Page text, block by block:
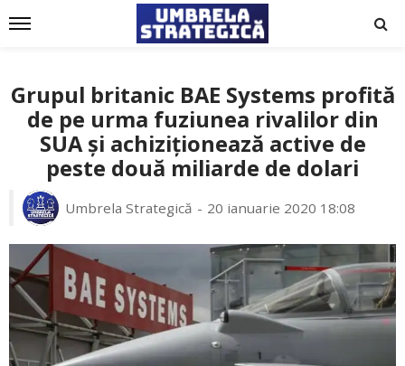
Grupul britanic BAE Systems profită
de pe urma fuziunea rivalilor din
SUA și achiziționează active de
peste două miliarde de dolari
Umbrela Strategică 20 ianuarie 2020 18:08